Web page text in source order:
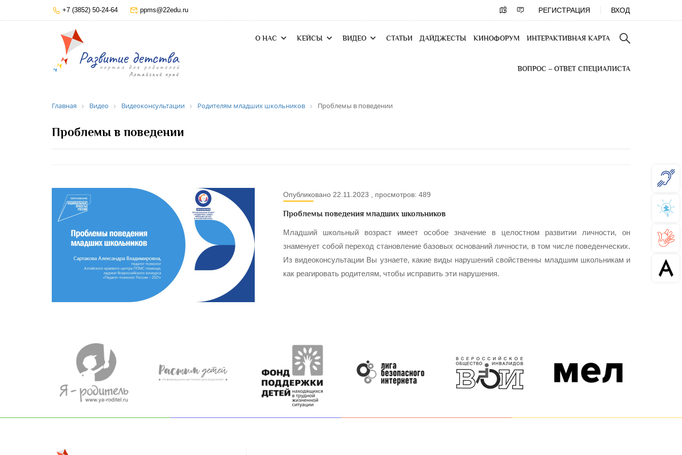
+7 (3852) 50-24-64 ppms@22edu.ru РЕГИСТРАЦИЯ ВХОД
О НАС КЕЙСЫ ВИДЕО СТАТЬИ ДАЙДЖЕСТЫ КИНОФОРУМ ИНТЕРАКТИВНАЯ КАРТА
ВОПРОС – ОТВЕТ СПЕЦИАЛИСТА
Главная Видео Видеоконсультации Родителям младших школьников Проблемы в поведении
Проблемы в поведении
Опубликовано 22.11.2023 , просмотров: 489
Проблемы поведения младших школьников
Младший школьный возраст имеет особое значение в целостном развитии личности, он
знаменует собой переход становление базовых оснований личности, в том числе поведенческих.
Из видеоконсультации Вы узнаете, какие виды нарушений свойственны младшим школьникам и
как реагировать родителям, чтобы исправить эти нарушения.